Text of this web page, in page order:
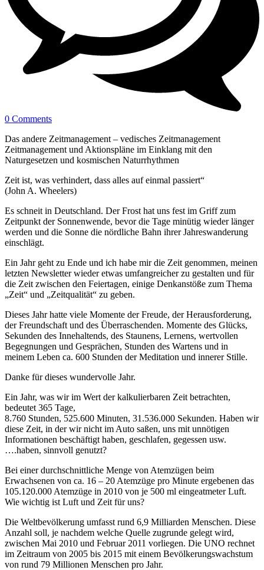
0 Comments
Das andere Zeitmanagement – vedisches Zeitmanagement
Zeitmanagement und Aktionspläne im Einklang mit den
Naturgesetzen und kosmischen Naturrhythmen
Zeit ist, was verhindert, dass alles auf einmal passiert“
(John A. Wheelers)
Es schneit in Deutschland. Der Frost hat uns fest im Griff zum
Zeitpunkt der Sonnenwende, bevor die Tage minütig wieder länger
werden und die Sonne die nördliche Bahn ihrer Jahreswanderung
einschlägt.
Ein Jahr geht zu Ende und ich habe mir die Zeit genommen, meinen
letzten Newsletter wieder etwas umfangreicher zu gestalten und für
die Zeit zwischen den Feiertagen, einige Denkanstöße zum Thema
„Zeit“ und „Zeitqualität“ zu geben.
Dieses Jahr hatte viele Momente der Freude, der Herausforderung,
der Freundschaft und des Überraschenden. Momente des Glücks,
Sekunden des Innehaltends, des Staunens, Lernens, wertvollen
Begegnungen und Gesprächen, Stunden des Wartens und in
meinem Leben ca. 600 Stunden der Meditation und innerer Stille.
Danke für dieses wundervolle Jahr.
Ein Jahr, was wir im Wert der kalkulierbaren Zeit betrachten,
bedeutet 365 Tage,
8.760 Stunden, 525.600 Minuten, 31.536.000 Sekunden. Haben wir
diese Zeit, in der wir nicht im Auto saßen, uns mit unnötigen
Informationen beschäftigt haben, geschlafen, gegessen usw.
….haben, sinnvoll genutzt?
Bei einer durchschnittliche Menge von Atemzügen beim
Erwachsenen von ca. 16 – 20 Atemzüge pro Minute ergebenen das
105.120.000 Atemzüge in 2010 von je 500 ml eingeatmeter Luft.
Wie wichtig ist Luft und Zeit für uns?
Die Weltbevölkerung umfasst rund 6,9 Milliarden Menschen. Diese
Anzahl soll, je nachdem welche Quelle zugrunde gelegt wird,
zwischen Mai 2010 und Februar 2011 vorliegen. Die UNO rechnet
im Zeitraum von 2005 bis 2015 mit einem Bevölkerungswachstum
von rund 79 Millionen Menschen pro Jahr.